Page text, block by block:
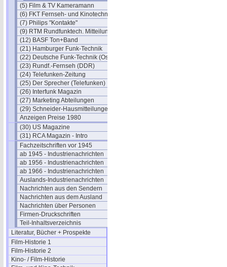
(5) Film & TV Kameramann
(6) FKT Fernseh- und Kinotechnik
(7) Philips "Kontakte"
(9) RTM Rundfunktech. Mitteilungen
(12) BASF Ton+Band
(21) Hamburger Funk-Technik
(22) Deutsche Funk-Technik (Ost)
(23) Rundf.-Fernseh (DDR)
(24) Telefunken-Zeitung
(25) Der Sprecher (Telefunken)
(26) Interfunk Magazin
(27) Marketing Abteilungen
(29) Schneider-Hausmitteilungen
Anzeigen Preise 1980
(30) US Magazine
(31) RCA Magazin - Intro
Fachzeitschriften vor 1945
ab 1945 - Industrienachrichten
ab 1956 - Industrienachrichten
ab 1966 - Industrienachrichten
Auslands-Industrienachrichten
Nachrichten aus den Sendern
Nachrichten aus dem Ausland
Nachrichten über Personen
Firmen-Druckschriften
Teil-Inhaltsverzeichnis
Literatur, Bücher + Prospekte
Film-Historie 1
Film-Historie 2
Kino- / Film-Historie